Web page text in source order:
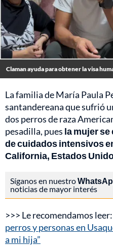
Claman ayuda para obtener la visa
La familia de María Paula
santandereana que sufrió
dos perros de raza
pesadilla, pues la mujer
de cuidados intensivos
California, Estados
Síganos en nuestro
noticias de mayor interés
>>> Le recomendamos leer:
perros y personas en
a mi hija”